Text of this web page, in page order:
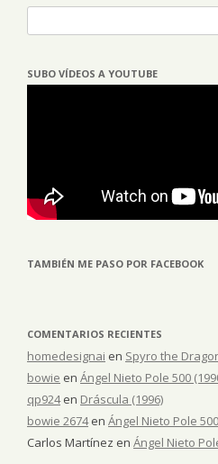
SUBO VÍDEOS A YOUTUBE
TAMBIÉN ME PASO POR FACEBOOK
COMENTARIOS RECIENTES
homedesignai en Spyro the
bowie en Ángel Nieto Pole 500
qp924en Dráscula (1996)
bowie 2674en Ángel Nieto Pole
Carlos Martínez en Ángel Nieto